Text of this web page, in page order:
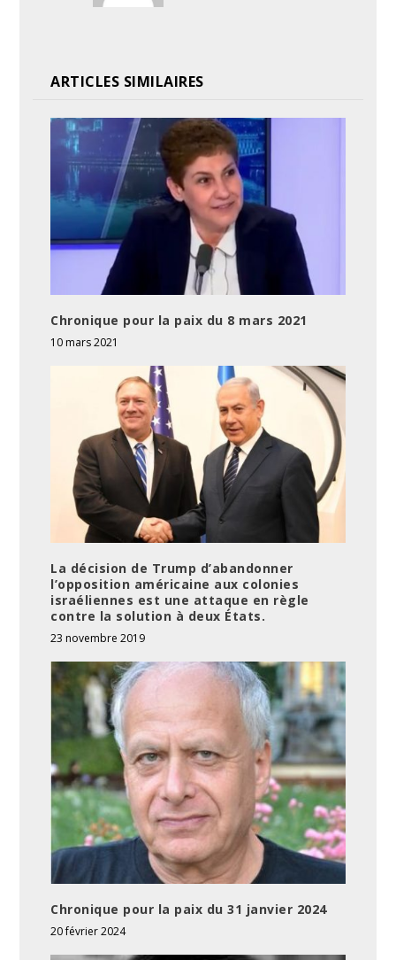
ARTICLES SIMILAIRES
Chronique pour la paix du 8 mars 2021
10 mars 2021
La décision de Trump d’abandonner
l’opposition américaine aux colonies
israéliennes est une attaque en règle
contre la solution à deux États.
23 novembre 2019
Chronique pour la paix du 31 janvier 2024
20 février 2024